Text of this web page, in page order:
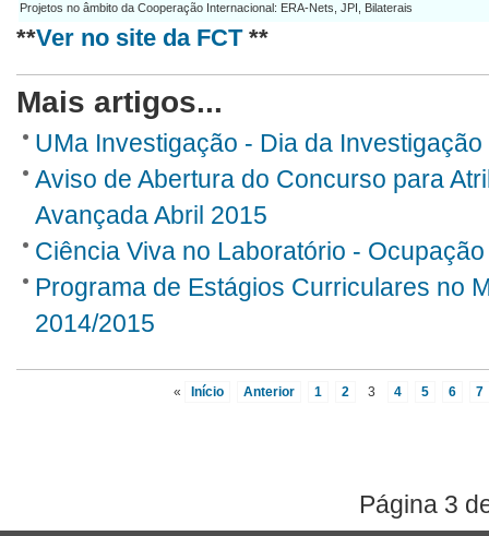
Projetos no âmbito da Cooperação Internacional: ERA-Nets, JPI, Bilaterais
**Ver no site da FCT **
Mais artigos...
UMa Investigação - Dia da
Aviso de Abertura do Concurso para
Avançada Abril 2015
Ciência Viva no Laboratório -
Programa de Estágios Curriculares no
2014/2015
« Início Anterior 1 2 3 4 5 6 7
Página 3